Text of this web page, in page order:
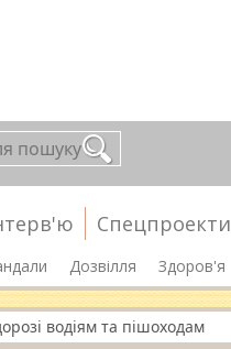
Спецпроекти
Дозвілля Здоров'я
водіям та пішоходам